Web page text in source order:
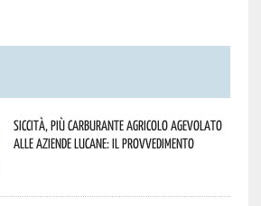
Siccità, più carburante agricolo agevolato
alle aziende lucane: il provvedimento